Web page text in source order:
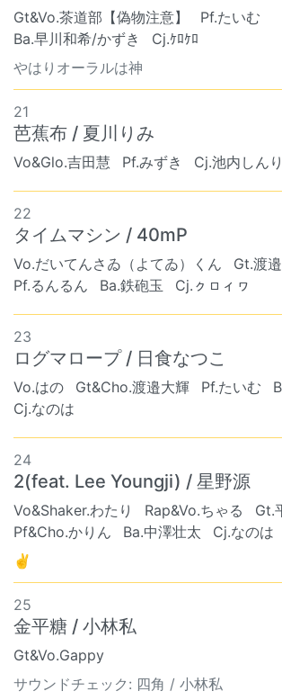
Gt&Vo.茶道部【偽物注意】
Pf.たいむ
Ba.早川和希/かずき
Cj.ｹﾛｹﾛ
やはりオーラルは神
21
芭蕉布 / 夏川りみ
Vo&Glo.吉田慧 Pf.みずき Cj.池内しんり
22
タイムマシン / 40mP
Vo.だいてんさゐ（よてゐ）くん Gt.渡
Pf.るんるん
Ba.鉄砲玉 Cj.ㇰㇿィヮ
23
ログマロープ / 日食なつこ
Vo.はの Gt&Cho.渡邉大輝 Pf.たいむ
Cj.なのは
24
2(feat. Lee Youngji) / 星野源
Vo&Shaker.わたり Rap&Vo.ちゃる
Gt.
Pf&Cho.かりん
Ba.中澤壮太
Cj.なのは
✌
25
金平糖 / 小林私
Gt&Vo.Gappy
サウンドチェック: 四角 / 小林私